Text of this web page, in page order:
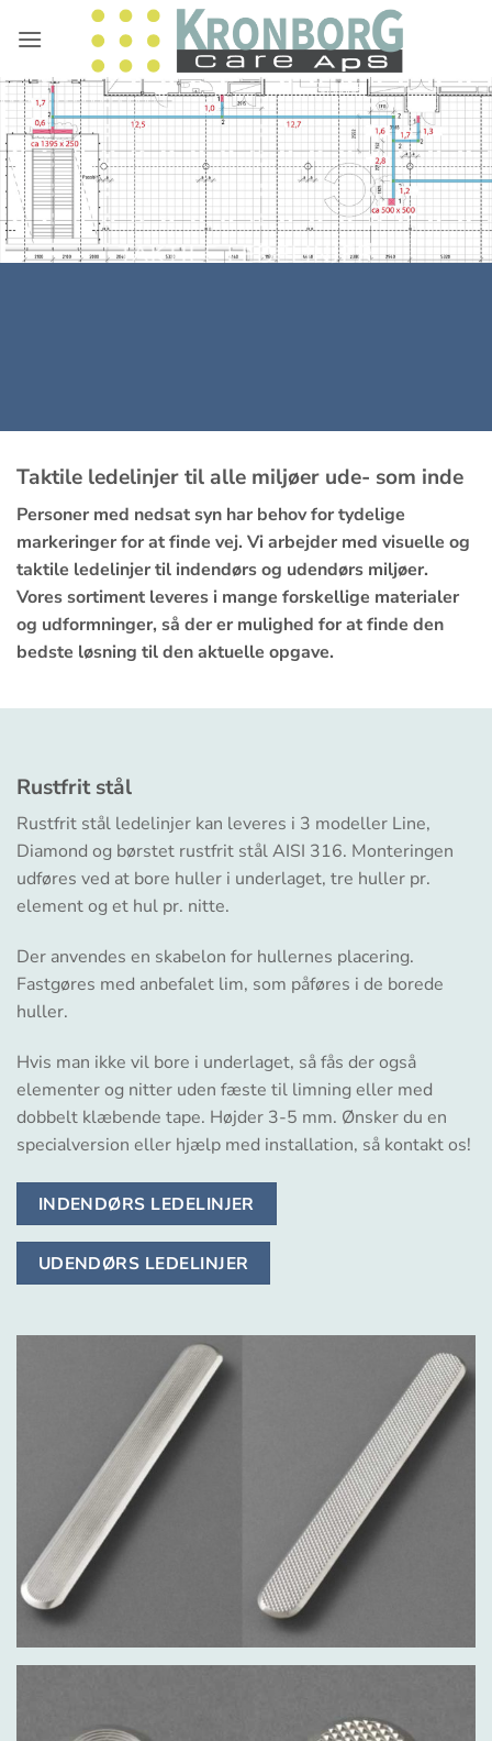
TAKTILE LEDELINJER
Taktile ledelinjer til alle miljøer ude- som inde
Personer med nedsat syn har behov for tydelige
markeringer for at finde vej. Vi arbejder med visuelle og
taktile ledelinjer til indendørs og udendørs miljøer.
Vores sortiment leveres i mange forskellige materialer
og udformninger, så der er mulighed for at finde den
bedste løsning til den aktuelle opgave.
Rustfrit stål
Rustfrit stål ledelinjer kan leveres i 3 modeller Line,
Diamond og børstet rustfrit stål AISI 316. Monteringen
udføres ved at bore huller i underlaget, tre huller pr.
element og et hul pr. nitte.
Der anvendes en skabelon for hullernes placering.
Fastgøres med anbefalet lim, som påføres i de borede
huller.
Hvis man ikke vil bore i underlaget, så fås der også
elementer og nitter uden fæste til limning eller med
dobbelt klæbende tape. Højder 3-5 mm. Ønsker du en
specialversion eller hjælp med installation, så kontakt os!
INDENDØRS LEDELINJER
UDENDØRS LEDELINJER